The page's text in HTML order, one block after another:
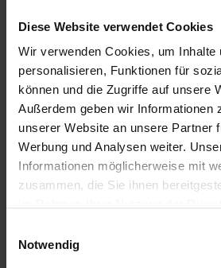
Diese Website verwendet Cookies
Wir verwenden Cookies, um Inhalte
personalisieren, Funktionen für
können und die Zugriffe auf unsere
Außerdem geben wir Informationen
unserer Website an unsere Partner
Werbung und Analysen weiter.
Informationen möglicherweise mit
zusammen, die Sie ihnen
Notwendig
Nußbach, Oberösterreich
Vollzeit
ab sofort
Montage und Zusammenbau von
Herstellung von Kunststoffprofilen